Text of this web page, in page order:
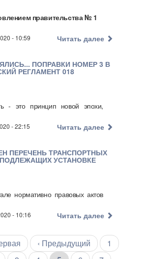
правительства № 1
- 10:59 Читать далее
ПОПРАВКИ НОМЕР 3 В
РЕГЛАМЕНТ 018
- это принцип новой эпохи,
- 22:15 Читать далее
ПЕРЕЧЕНЬ ТРАНСПОРТНЫХ
УСТАНОВКЕ
нормативно правовых актов
- 10:16 Читать далее
←
‹ Предыдущий Страница
1